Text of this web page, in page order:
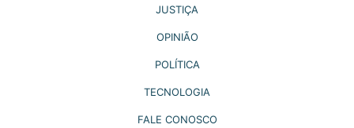
JUSTIÇA
OPINIÃO
POLÍTICA
TECNOLOGIA
FALE CONOSCO